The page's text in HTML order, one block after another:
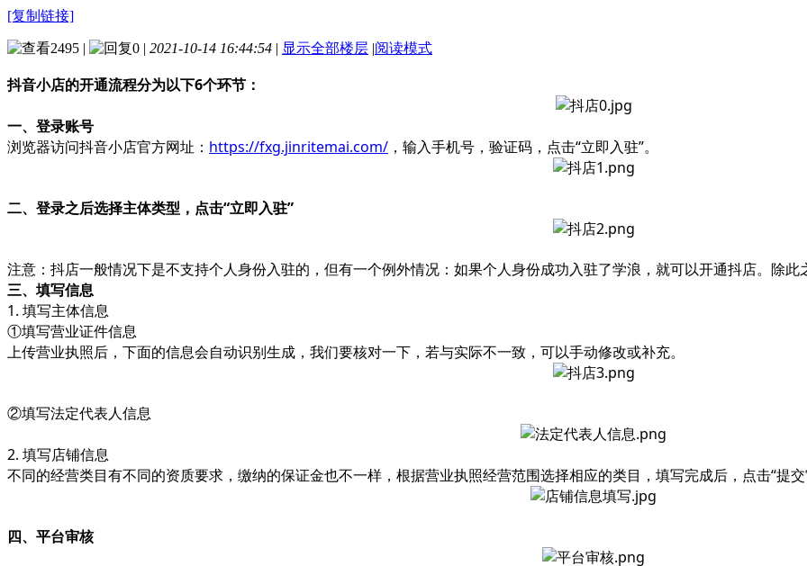
[复制链接]
2495 | 0 | 2021-10-14 16:44:54 | 显示全部楼层 |阅读模式
抖音小店的开通流程分为以下6个环节：
一、登录账号
浏览器访问抖音小店官方网址： https://fxg.jinritemai.com/ ，输入手机号，验证码，点击“立即入驻”。
二、登录之后选择主体类型，点击“立即入驻”
注意：抖店一般情况下是不支持个人身份入驻的，但有一个例外情况：如果个人身份成功入驻了学浪，就可以开通抖店。除此
三、填写信息
1. 填写主体信息
①填写营业证件信息
上传营业执照后，下面的信息会自动识别生成，我们要核对一下，若与实际不一致，可以手动修改或补充。
②填写法定代表人信息
2. 填写店铺信息
不同的经营类目有不同的资质要求，缴纳的保证金也不一样，根据营业执照经营范围选择相应的类目，填写完成后，点击“提交
四、平台审核